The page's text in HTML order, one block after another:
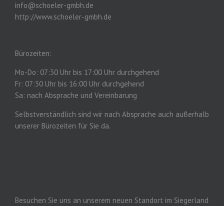
info@schoeler-gmbh.de
http://www.schoeler-gmbh.de
Bürozeiten:
Mo-Do: 07:30 Uhr bis 17:00 Uhr durchgehend
Fr: 07:30 Uhr bis 16:00 Uhr durchgehend
Sa: nach Absprache und Vereinbarung
Selbstverständlich sind wir nach Absprache auch außerhalb
unserer Bürozeiten für Sie da.
Besuchen Sie uns an unserem neuen Standort im Siegerland